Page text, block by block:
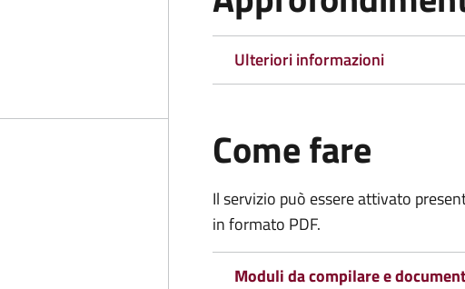
Ulteriori informazioni
Come fare
Il servizio può essere attivato
in formato PDF.
Moduli da compilare e